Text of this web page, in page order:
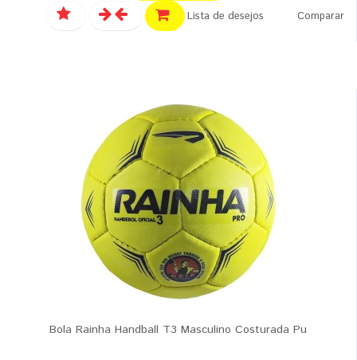
Lista de desejos Comparar
Bola Rainha Handball T3 Masculino Costurada Pu